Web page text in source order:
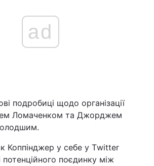
Війна
Світ
ad
подробиці щодо організації
Ломаченком та Джорджем
Коппінджер у себе у Тwitter
потенційного поєдинку між